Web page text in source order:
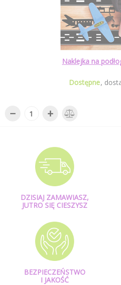
Naklejka na
Dostępne
− +
DZISIAJ ZAMAWIASZ,
JUTRO SIĘ CIESZYSZ
BEZPIECZEŃSTWO
I JAKOŚĆ